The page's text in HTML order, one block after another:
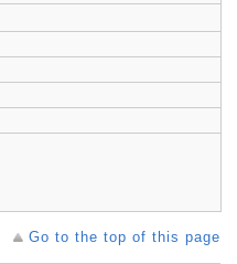
Go to the top of this page